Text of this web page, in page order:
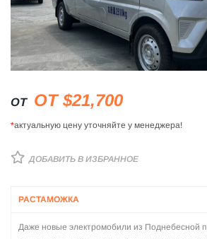
ОТ ОТ $21,700
*актуальную цену уточняйте у менеджера!
ДОБАВИТЬ В ИЗБРАННОЕ
РАСТАМОЖКА
Даже новые электромобили из Поднебесной